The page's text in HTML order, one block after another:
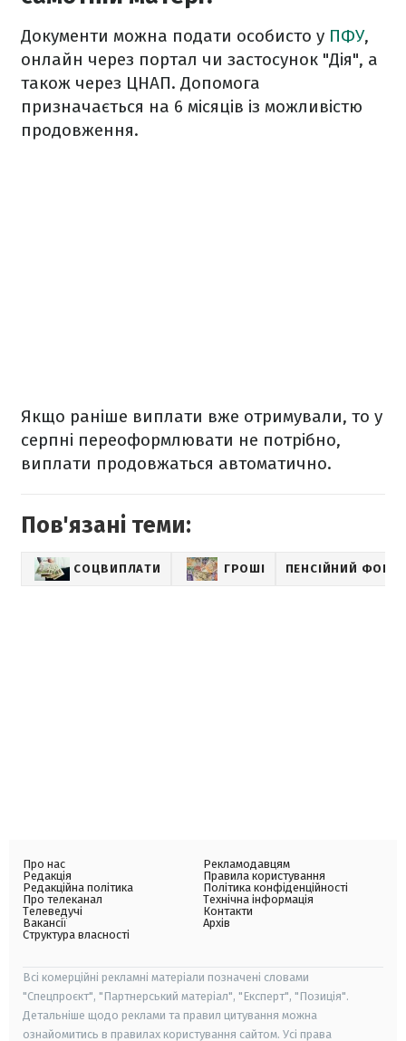
Документи можна подати особисто у ПФУ,
онлайн через портал чи застосунок "Дія", а
також через ЦНАП. Допомога
призначається на 6 місяців із можливістю
продовження.
Якщо раніше виплати вже отримували, то у
серпні переоформлювати не потрібно,
виплати продовжаться автоматично.
Пов'язані теми:
СОЦВИПЛАТИ ГРОШІ ПЕНСІЙНИЙ ФОНД
Про нас
Редакція
Редакційна політика
Про телеканал
Телеведучі
Вакансії
Структура власності
Рекламодавцям
Правила користування
Політика конфіденційності
Технічна інформація
Контакти
Архів
Всі комерційні рекламні матеріали позначені словами
"Спецпроєкт", "Партнерський матеріал", "Експерт", "Позиція".
Детальніше щодо реклами та правил цитування можна
ознайомитись в правилах користування сайтом. Усі права